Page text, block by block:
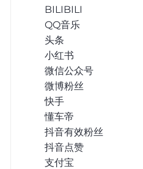
BILIBILI
QQ音乐
头条
小红书
微信公众号
微博粉丝
快手
懂车帝
抖音有效粉丝
抖音点赞
支付宝